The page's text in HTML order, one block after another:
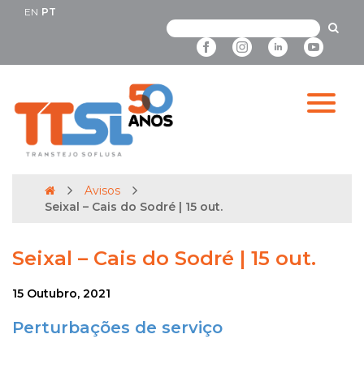
EN PT
Avisos
Seixal – Cais do Sodré | 15 out.
Seixal – Cais do Sodré | 15 out.
15 Outubro, 2021
Perturbações de serviço